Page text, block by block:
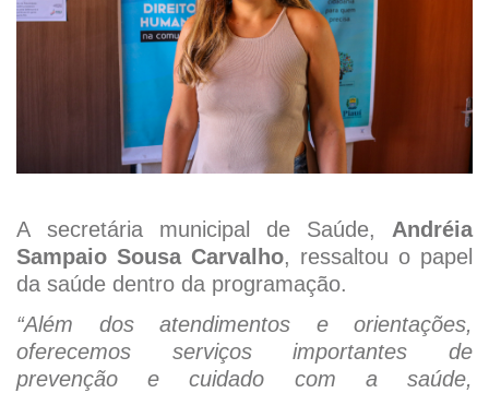
A secretária municipal de Saúde, Andréia
Sampaio Sousa Carvalho, ressaltou o papel
da saúde dentro da programação.
“Além dos atendimentos e orientações,
oferecemos serviços importantes de
prevenção e cuidado com a saúde,